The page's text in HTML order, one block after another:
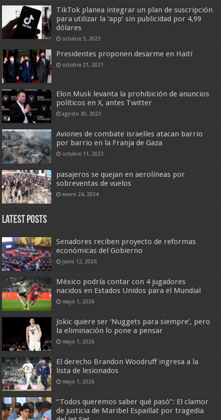
TikTok planea integrar un plan de suscripción
para utilizar la ‘app’ sin publicidad por 4,99
dólares
octubre 3, 2023
Presidentes proponen desarme en Haití
octubre 21, 2021
Elon Musk levanta la prohibición de anuncios
políticos en X, antes Twitter
agosto 30, 2023
Aviones de combate israelíes atacan barrio
por barrio en la Franja de Gaza
octubre 11, 2023
pasajeros se quejan en aerolíneas por
sobreventas de vuelos
enero 24, 2024
Latest Posts
Senadores reciben proyecto de reformas
económicas del Gobierno
junio 12, 2026
México podría contar con 4 jugadores
nacidos en Estados Unidos para el Mundial
mayo 1, 2026
Jokic quiere ser ‘Nuggets para siempre’, pero
la eliminación lo pone a pensar
mayo 1, 2026
El derecho Brandon Woodruff ingresa a la
lista de lesionados
mayo 1, 2026
“Todos queremos saber qué pasó”: El clamor
de justicia de Maribel Espaillat por tragedia